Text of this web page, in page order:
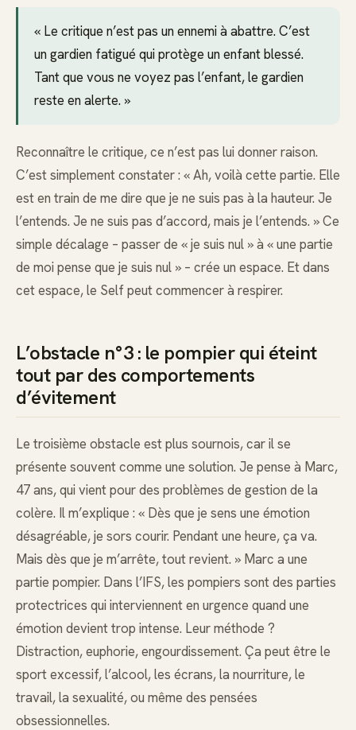
« Le critique n’est pas un ennemi à abattre. C’est
un gardien fatigué qui protège un enfant blessé.
Tant que vous ne voyez pas l’enfant, le gardien
reste en alerte. »
Reconnaître le critique, ce n’est pas lui donner raison.
C’est simplement constater : « Ah, voilà cette partie. Elle
est en train de me dire que je ne suis pas à la hauteur. Je
l’entends. Je ne suis pas d’accord, mais je l’entends. » Ce
simple décalage – passer de « je suis nul » à « une partie
de moi pense que je suis nul » – crée un espace. Et dans
cet espace, le Self peut commencer à respirer.
L’obstacle n°3 : le pompier qui éteint
tout par des comportements
d’évitement
Le troisième obstacle est plus sournois, car il se
présente souvent comme une solution. Je pense à Marc,
47 ans, qui vient pour des problèmes de gestion de la
colère. Il m’explique : « Dès que je sens une émotion
désagréable, je sors courir. Pendant une heure, ça va.
Mais dès que je m’arrête, tout revient. » Marc a une
partie pompier. Dans l’IFS, les pompiers sont des parties
protectrices qui interviennent en urgence quand une
émotion devient trop intense. Leur méthode ?
Distraction, euphorie, engourdissement. Ça peut être le
sport excessif, l’alcool, les écrans, la nourriture, le
travail, la sexualité, ou même des pensées
obsessionnelles.